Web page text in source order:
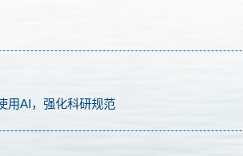
用AI，强化科研规范